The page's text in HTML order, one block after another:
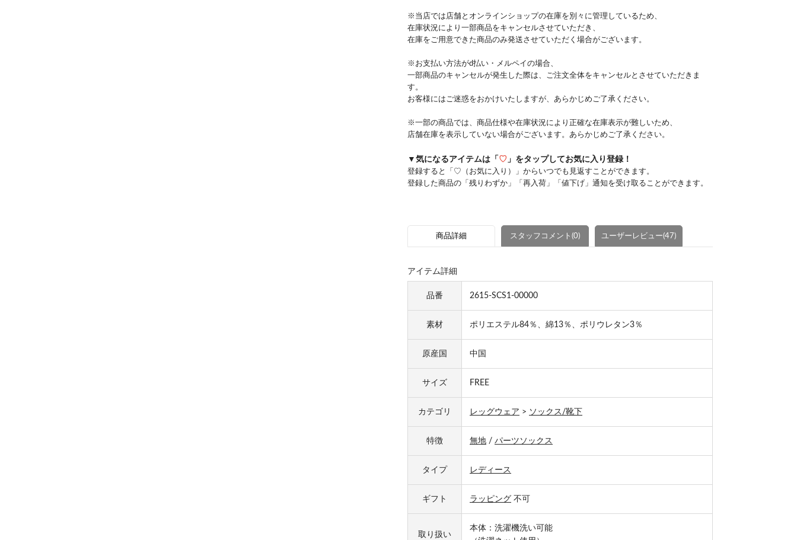
※当店では店舗とオンラインショップの在庫を別々に管理しているため、
在庫状況により一部商品をキャンセルさせていただき、
在庫をご用意できた商品のみ発送させていただく場合がございます。
※お支払い方法がd払い・メルペイの場合、
一部商品のキャンセルが発生した際は、ご注文全体をキャンセルとさせていただきま
す。
お客様にはご迷惑をおかけいたしますが、あらかじめご了承ください。
※一部の商品では、商品仕様や在庫状況により正確な在庫表示が難しいため、
店舗在庫を表示していない場合がございます。あらかじめご了承ください。
▼気になるアイテムは「 ♡ 」をタップしてお気に入り登録！
登録すると「♡（お気に入り）」からいつでも見返すことができます。
登録した商品の「残りわずか」「再入荷」「値下げ」通知を受け取ることができます。
商品詳細 スタッフコメント(0) ユーザーレビュー(47)
アイテム詳細
品番 2615-SCS1-00000
素材 ポリエステル84％、綿13％、ポリウレタン3％
原産国 中国
サイズ FREE
カテゴリ レッグウェア > ソックス/靴下
特徴 無地 / パーツソックス
タイプ レディース
ギフト ラッピング 不可
取り扱い
本体：洗濯機洗い可能